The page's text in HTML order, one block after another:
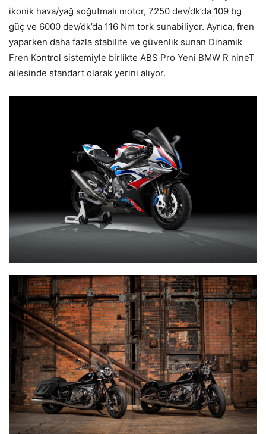
ikonik hava/yağ soğutmalı motor, 7250 dev/dk’da 109 bg
güç ve 6000 dev/dk’da 116 Nm tork sunabiliyor. Ayrıca, fren
yaparken daha fazla stabilite ve güvenlik sunan Dinamik
Fren Kontrol sistemiyle birlikte ABS Pro Yeni BMW R nineT
ailesinde standart olarak yerini alıyor.